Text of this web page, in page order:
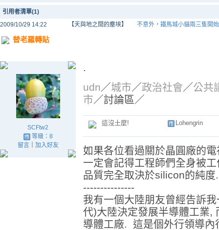
引用者清單(1)
2009/10/29 14:22
【天與地之間的塵埃】 不意外，鐵馬城小貓兩三隻開
替老羅轉貼
SCFtw2
等級：8
留言｜ 加入好友
.
udn／城市／政治社會／公共
市／討論區／
這沒土麼! Lohengrin
如果各位看過關於晶圓廠的
一定會記得工程師們全身被
品質完全取決於silicon的純
---------------
我有一個大陸朋友曾經告訴
代)大陸決定發展半導體工業,
導體工廠. 這是個外行領導內